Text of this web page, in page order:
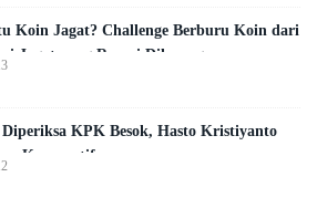
Koin Jagat? Challenge Berburu Koin dari
Jagat yang Ramai Dilarang
KPK Besok, Hasto Kristiyanto
Kooperatif